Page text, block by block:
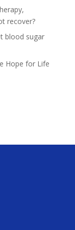
recover?
blood sugar
Hope for Life